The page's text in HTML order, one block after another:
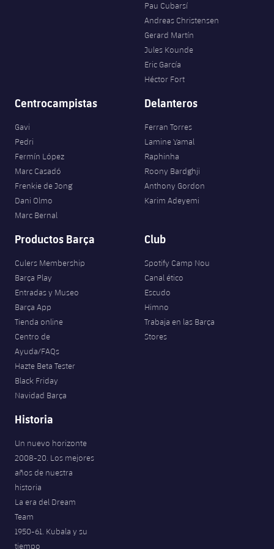
Palmarés
Baloncesto en silla de ruedas
Clasificaciones
Jugadores
Calendario
Resultados
Clasificaciones
Noticias
Hockey Hierba Masculino
Hockey Hierba Femenino
Patinaje artístico
plusicon
más
Actualidad
Plantilla
Escuela de Patinaje
Jugadores
Calendario
Resultados
Clasificaciones
Voleibol
plusicon
más
Noticias
Voleibol masculino
Voleibol femenino
Apúntate a las amateurs
plusicon
más
Apúntate a las amateurs
Carnet de las Secciones Amateurs
PLUSICON
MÁS
League of Legends
VALORANT Rising
VALORANT Game Changers
eFootball
Pau Cubarsí
Andreas Christensen
Gerard Martín
Jules Kounde
Eric García
Héctor Fort
Centrocampistas
Gavi
Pedri
Fermín López
Marc Casadó
Frenkie de Jong
Dani Olmo
Marc Bernal
Delanteros
Ferran Torres
Lamine Yamal
Raphinha
Roony Bardghji
Anthony Gordon
Karim Adeyemi
Productos Barça
Culers Membership
Barça Play
Entradas y Museo
Barça App
Tienda online
Centro de
Ayuda/FAQs
Hazte Beta Tester
Black Friday
Navidad Barça
Club
Spotify Camp Nou
Canal ético
Escudo
Himno
Trabaja en las Barça
Stores
Historia
Un nuevo horizonte
2008-20. Los mejores
años de nuestra
historia
La era del Dream
Team
1950-61. Kubala y su
tiempo